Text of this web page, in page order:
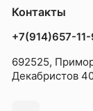
Контакты
+7(914)657-
692525,
Декабристов